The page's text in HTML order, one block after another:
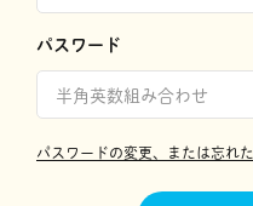
パスワード
パスワードの変更、または忘れ